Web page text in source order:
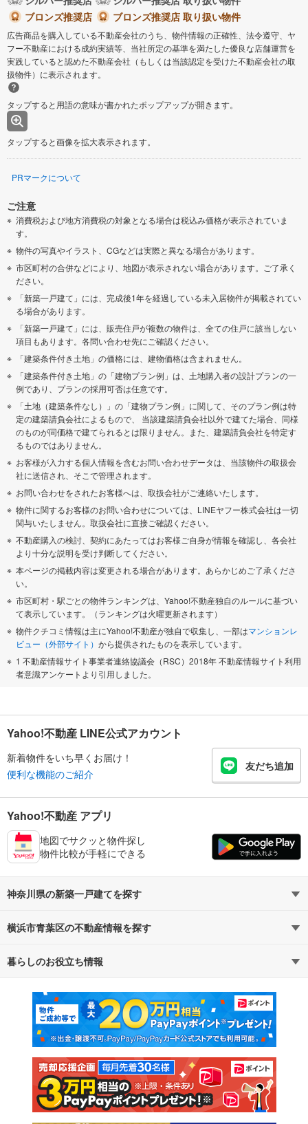
ブロンズ推奨店
ブロンズ推奨店 取り扱い物件
広告商品を購入している不動産会社のうち、物件情報の正確性、法令遵守、ヤ
フー不動産における成約実績等、当社所定の基準を満たした優良な店舗運営を
実践していると認めた不動産会社（もしくは当該認定を受けた不動産会社の取
扱物件）に表示されます。
タップすると用語の意味が書かれたポップアップが開きます。
タップすると画像を拡大表示されます。
PRマークについて
ご注意
消費税および地方消費税の対象となる場合は税込み価格が表示されていま
す。
物件の写真やイラスト、CGなどは実際と異なる場合があります。
市区町村の合併などにより、地図が表示されない場合があります。ご了承く
ださい。
「新築一戸建て」には、完成後1年を経過している未入居物件が掲載されてい
る場合があります。
「新築一戸建て」には、販売住戸が複数の物件は、全ての住戸に該当しない
項目もあります。各問い合わせ先にご確認ください。
「建築条件付き土地」の価格には、建物価格は含まれません。
「建築条件付き土地」の「建物プラン例」は、土地購入者の設計プランの一
例であり、プランの採用可否は任意です。
「土地（建築条件なし）」の「建物プラン例」に関して、そのプラン例は特
定の建築請負会社によるもので、 当該建築請負会社以外で建てた場合、同様
のものが同価格で建てられるとは限りません。また、建築請負会社を特定す
るものではありません。
お客様が入力する個人情報を含むお問い合わせデータは、当該物件の取扱会
社に送信され、そこで管理されます。
お問い合わせをされたお客様へは、取扱会社がご連絡いたします。
物件に関するお客様のお問い合わせについては、LINEヤフー株式会社は一切
関与いたしません。取扱会社に直接ご確認ください。
不動産購入の検討、契約にあたってはお客様ご自身が情報を確認し、各会社
より十分な説明を受け判断してください。
本ページの掲載内容は変更される場合があります。あらかじめご了承くださ
い。
市区町村・駅ごとの物件ランキングは、Yahoo!不動産独自のルールに基づい
て表示しています。（ランキングは火曜更新されます）
物件クチコミ情報は主にYahoo!不動産が独自で収集し、一部はマンションレ
ビュー（外部サイト） から提供されたものを表示しています。
1 不動産情報サイト事業者連絡協議会（RSC）2018年 不動産情報サイト利用
者意識アンケートより引用しました。
Yahoo!不動産 LINE公式アカウント
新着物件をいち早くお届け！
便利な機能のご紹介
友だち追加
Yahoo!不動産 アプリ
地図でサクッと物件探し
物件比較が手軽にできる
神奈川県の新築一戸建てを探す
路線・駅から探す
通勤・通学時間から探す
横浜市青葉区の不動産情報を探す
不動産・住宅
新築マンション 中古マンション
新築一戸建て 中古一戸建て
注文住宅 土地
売却査定
暮らしのお役立ち情報
マンションカタログ 教えて！住まいの先生